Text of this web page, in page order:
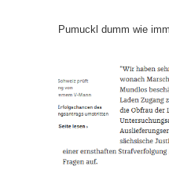
Pumuckl dumm wie